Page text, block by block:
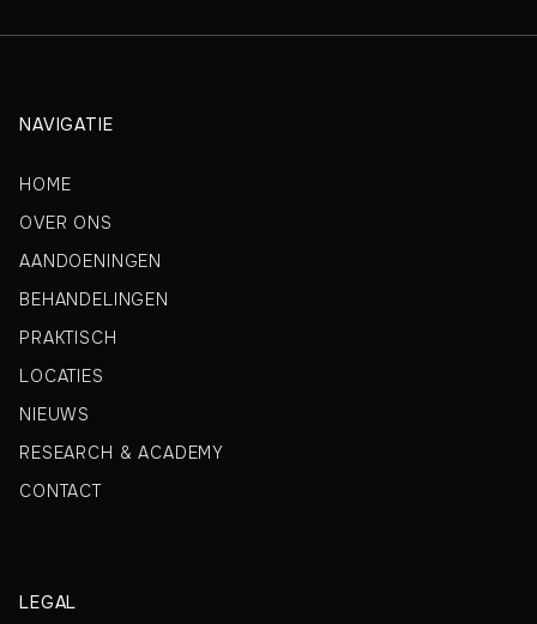
NAVIGATIE
HOME
OVER ONS
AANDOENINGEN
BEHANDELINGEN
PRAKTISCH
LOCATIES
NIEUWS
RESEARCH & ACADEMY
CONTACT
LEGAL